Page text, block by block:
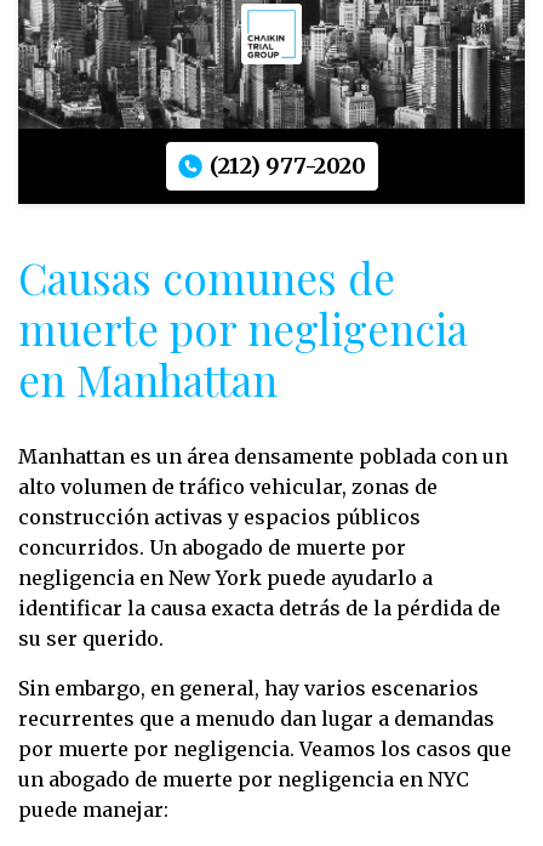
(212) 977-2020
Causas comunes de
muerte por negligencia
en Manhattan
Manhattan es un área densamente poblada con un
alto volumen de tráfico vehicular, zonas de
construcción activas y espacios públicos
concurridos. Un abogado de muerte por
negligencia en New York puede ayudarlo a
identificar la causa exacta detrás de la pérdida de
su ser querido.
Sin embargo, en general, hay varios escenarios
recurrentes que a menudo dan lugar a demandas
por muerte por negligencia. Veamos los casos que
un abogado de muerte por negligencia en NYC
puede manejar: